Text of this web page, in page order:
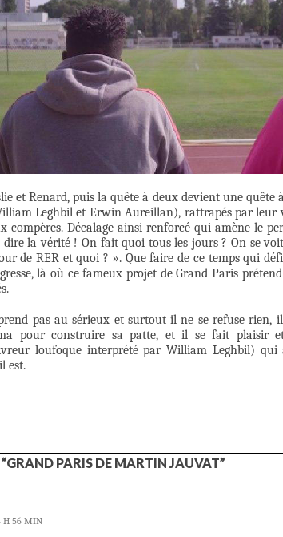
et Renard, puis la quête à deux devient une
Leghbil et Erwin Aureillan), rattrapés par leur
compères. Décalage ainsi renforcé qui amène le
dire la vérité ! On fait quoi tous les jours ? On se
de RER et quoi ? ». Que faire de ce temps qui
là où ce fameux projet de Grand Paris
pas au sérieux et surtout il ne se refuse rien,
pour construire sa patte, et il se fait plaisir
loufoque interprété par William Leghbil) qui
est.
PARIS DE MARTIN JAUVAT”
H 56 MIN